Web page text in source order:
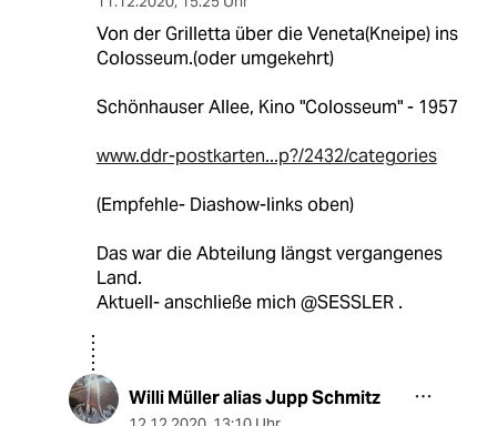
Von der Grilletta über die Veneta(Kneipe) ins
Colosseum.(oder umgekehrt)
Schönhauser Allee, Kino "Colosseum" - 1957
www.ddr-postkarten...p?/2432/categories
(Empfehle- Diashow-links oben)
Das war die Abteilung längst vergangenes
Land.
Aktuell- anschließe mich @SESSLER .
Willi Müller alias Jupp Schmitz